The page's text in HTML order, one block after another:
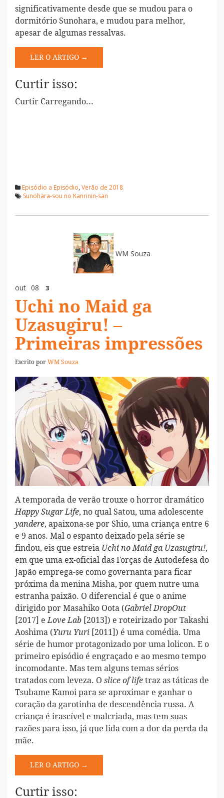
significativamente desde que se mudou para o
dormitório Sunohara, e mudou para melhor,
apesar de algumas ressalvas.
LER O ARTIGO →
Curtir isso:
Curtir Carregando...
Episódio a Episódio, Verão de 2018
Sunohara-sou no Kanrinin-san
WM Souza
out 08 3
Uchi no Maid ga
Uzasugiru! –
Primeiras impressões
Escrito porWM Souza
A temporada de verão trouxe o horror dramático
Happy Sugar Life, no qual Satou, uma adolescente
yandere, apaixona-se por Shio, uma criança entre 6
e 9 anos. Mal o espanto deixado pela série se
findou, eis que estreia Uchi no Maid ga Uzasugiru!,
em que uma ex-oficial das Forças de Autodefesa do
Japão emprega-se como governanta para ficar
próxima da menina Misha, por quem nutre uma
estranha paixão. O diferencial é que o anime
dirigido por Masahiko Oota (Gabriel DropOut
[2017] eLove Lab [2013]) e roteirizado por Takashi
Aoshima (Yuru Yuri [2011]) é uma comédia. Uma
série de humor protagonizado por uma lolicon. E o
primeiro episódio é engraçado e ao mesmo tempo
incomodante. Mas tem alguns temas sérios
tratados com leveza. O slice of life traz as táticas de
Tsubame Kamoi para se aproximar e ganhar o
coração da garotinha de descendência russa. A
criança é irascível e malcriada, mas tem suas
razões para isso, já que lida com a dor da perda da
mãe.
LER O ARTIGO →
Curtir isso: